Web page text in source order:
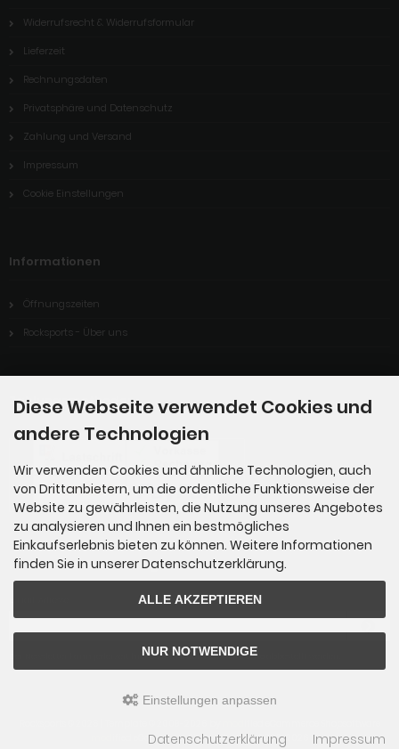
Widerrufsrecht & Widerrufsformular
Lieferzeit
Rechnungsdaten
Privatsphäre und Datenschutz
Zahlung und Versand
Impressum
Cookie Einstellungen
Informationen
Öffnungszeiten
Rocksports - Über uns
Zahlungsmethoden
Newsletter-Anmeldung
Der Newsletter kann jederzeit hier oder in Ihrem Kundenkonto abbestellt werden.
ified eCommerce Shopsoftware © 2009-2026
Diese Webseite verwendet Cookies und
andere Technologien
Wir verwenden Cookies und ähnliche Technologien, auch
von Drittanbietern, um die ordentliche Funktionsweise der
Website zu gewährleisten, die Nutzung unseres Angebotes
zu analysieren und Ihnen ein bestmögliches
Einkaufserlebnis bieten zu können. Weitere Informationen
finden Sie in unserer Datenschutzerklärung.
ALLE AKZEPTIEREN
NUR NOTWENDIGE
Einstellungen anpassen
Datenschutzerklärung Impressum